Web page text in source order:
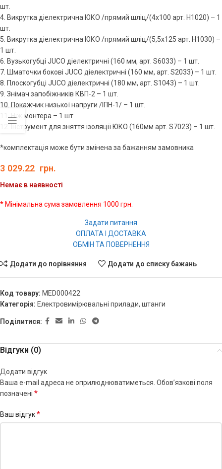
шт.
4. Викрутка діелектрична ЮКО /прямий шліц/(4х100 арт. H1020) – 1
шт.
5. Викрутка діелектрична ЮКО /прямий шліц/(5,5х125 арт. H1030) –
1 шт.
6. Вузькогубці JUCO діелектричні (160 мм, арт. S6033) – 1 шт.
7. Шматочки бокові JUCO діелектричні (160 мм, арт. S2033) – 1 шт.
8. Плоскогубці JUCO діелектричні (180 мм, арт. S1043) – 1 шт.
9. Знімач запобіжників КВП-2 – 1 шт.
10. Покажчик низької напруги /ІПН-1/ – 1 шт.
11. Ніж монтера – 1 шт.
12. Інструмент для зняття ізоляції ЮКО (160мм арт. S7023) – 1 шт.
*комплектація може бути змінена за бажанням замовника
3 029.22 грн.
Немає в наявності
* Мінімальна сума замовлення 1000 грн.
Задати питання
ОПЛАТА І ДОСТАВКА
ОБМІН ТА ПОВЕРНЕННЯ
Додати до порівняння Додати до списку бажань
Код товару: MED000422
Категорія: Електровимірювальні прилади, штанги
Поділитися:
Відгуки (0)
Додати відгук
Ваша e-mail адреса не оприлюднюватиметься. Обов’язкові поля
позначені *
Ваш відгук*